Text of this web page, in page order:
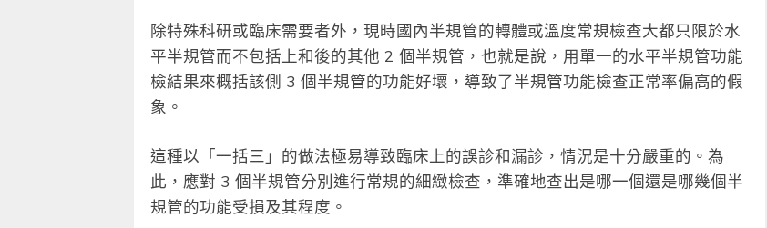
除特殊科研或臨床需要者外，現時國內半規管的轉體或溫度常規檢查大都只限於水
平半規管而不包括上和後的其他 2 個半規管，也就是說，用單一的水平半規管功能
檢結果來概括該側 3 個半規管的功能好壞，導致了半規管功能檢查正常率偏高的假
象。
這種以「一括三」的做法極易導致臨床上的誤診和漏診，情況是十分嚴重的。為
此，應對 3 個半規管分別進行常規的細緻檢查，準確地查出是哪一個還是哪幾個半
規管的功能受損及其程度。